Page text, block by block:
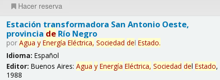
Hacer reserva
Estación transformadora San Antonio Oeste,
provincia deRío Negro
por Agua y Energía Eléctrica, Sociedad del Estado.
Idioma: Español
Editor: Buenos Aires: Agua y Energía Eléctrica, Sociedad del Estado,
1988